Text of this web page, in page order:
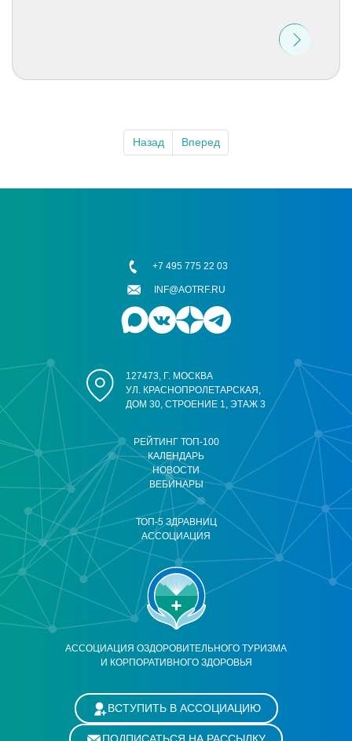
Назад Вперед
АССОЦИАЦИЯ ОЗДОРОВИТЕЛЬНОГО ТУРИЗМА
И КОРПОРАТИВНОГО ЗДОРОВЬЯ
РЕЙТИНГ ТОП-100
КАЛЕНДАРЬ
НОВОСТИ
ВЕБИНАРЫ
ТОП-5 ЗДРАВНИЦ
АССОЦИАЦИЯ
127473, Г. МОСКВА
УЛ. КРАСНОПРОЛЕТАРСКАЯ,
ДОМ 30, СТРОЕНИЕ 1, ЭТАЖ 3
+7 495 775 22 03
INF@AOTRF.RU
ВСТУПИТЬ В АССОЦИАЦИЮ